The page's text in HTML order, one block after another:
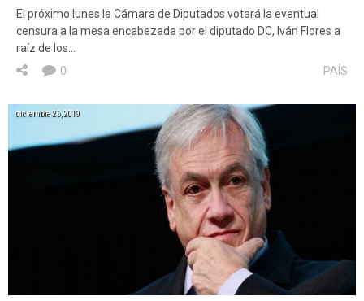
El próximo lunes la Cámara de Diputados votará la eventual
censura a la mesa encabezada por el diputado DC, Iván Flores a
raíz de los…
PAÍS
0
diciembre 26, 2019